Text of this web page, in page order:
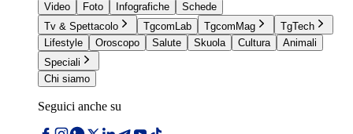
Video
Foto Infografiche
Schede
Tv & Spettacolo
TgcomLab TgcomMag
TgTech
Lifestyle
Oroscopo Salute Skuola Cultura
Animali
Speciali
Chi siamo
Seguici anche su